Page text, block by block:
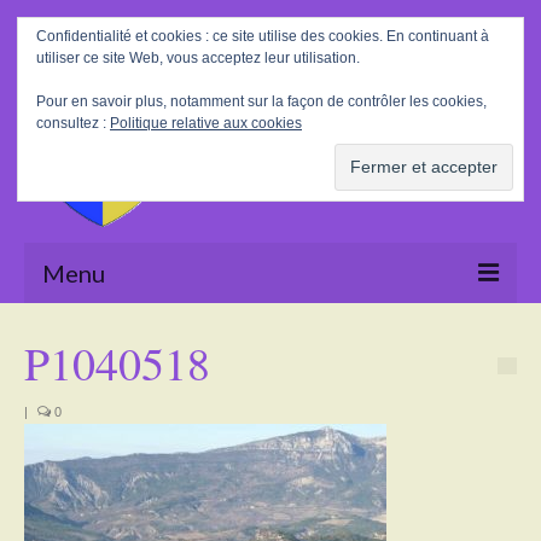
Rechercher
:
Menu
La Mairie
Tourisme
P1040518
| 0
Confidentialité et cookies : ce site utilise des cookies. En continuant à
utiliser ce site Web, vous acceptez leur utilisation.
Pour en savoir plus, notamment sur la façon de contrôler les cookies,
consultez : Politique relative aux cookies